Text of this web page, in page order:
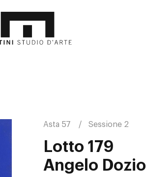
Asta 57 Sessione 2
Lotto 179
Angelo Dozio